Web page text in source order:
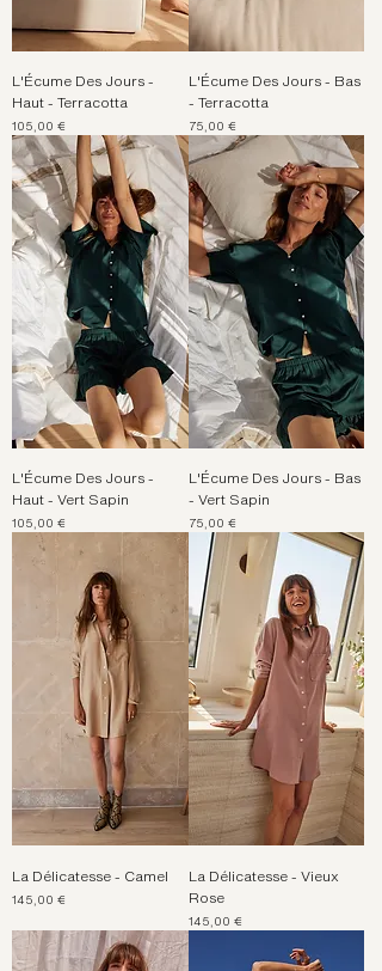
L'Écume Des Jours -
Haut - Terracotta
Prix
105,00 €
L'Écume Des Jours - Bas
- Terracotta
Prix
75,00 €
L'Écume Des Jours -
Haut - Vert Sapin
Prix
105,00 €
L'Écume Des Jours - Bas
- Vert Sapin
Prix
75,00 €
La Délicatesse - Camel
Prix
145,00 €
La Délicatesse - Vieux
Rose
Prix
145,00 €